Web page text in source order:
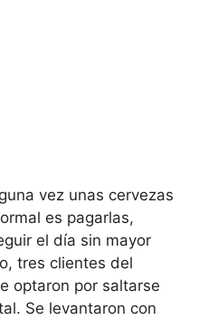
vez unas cervezas
es pagarlas,
el día sin mayor
tres clientes del
optaron por saltarse
Se levantaron con